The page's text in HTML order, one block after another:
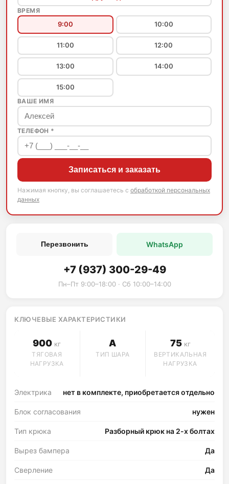
КЛЮЧЕВЫЕ ХАРАКТЕРИСТИКИ
900 кг
ТЯГОВАЯ
НАГРУЗКА
A
ТИП ШАРА
75кг
ВЕРТИКАЛЬНАЯ
НАГРУЗКА
Электрика нет в комплекте, приобретается отдельно
Блок согласования нужен
Тип крюка Разборный крюк на 2-х болтах
Вырез бампера Да
Сверление Да
ВРЕМЯ
9:00 10:00
11:00 12:00
13:00 14:00
15:00
ВАШЕ ИМЯ
ТЕЛЕФОН *
Записаться и заказать
Нажимая кнопку, вы соглашаетесь с обработкой персональных
данных
Перезвонить WhatsApp
+7 (937) 300-29-49
Пн–Пт 9:00–18:00 · Сб 10:00–14:00